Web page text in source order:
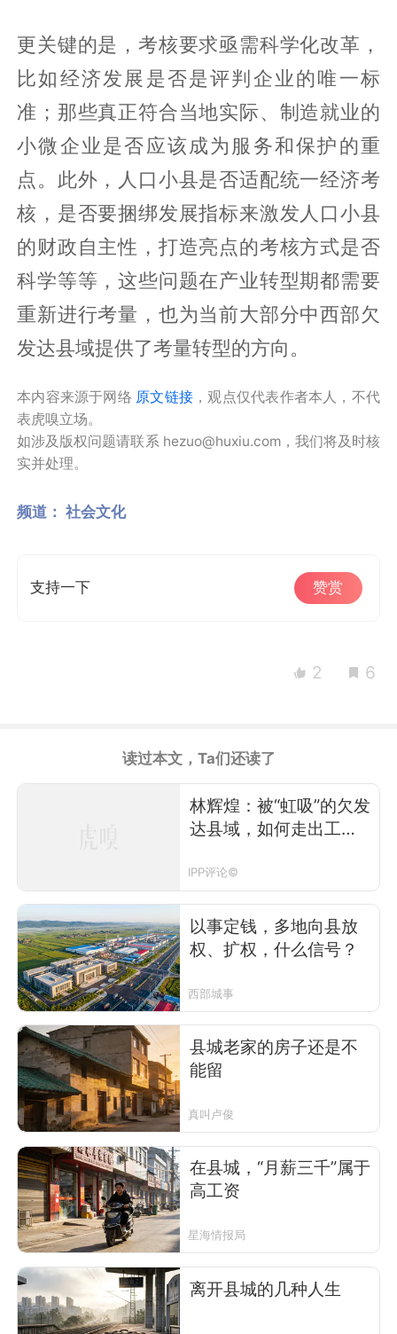
更关键的是，考核要求亟需科学化改革，
比如经济发展是否是评判企业的唯一标
准；那些真正符合当地实际、制造就业的
小微企业是否应该成为服务和保护的重
点。此外，人口小县是否适配统一经济考
核，是否要捆绑发展指标来激发人口小县
的财政自主性，打造亮点的考核方式是否
科学等等，这些问题在产业转型期都需要
重新进行考量，也为当前大部分中西部欠
发达县域提供了考量转型的方向。
本内容来源于网络 原文链接 ，观点仅代表作者本人，不代
表虎嗅立场。
如涉及版权问题请联系 hezuo@huxiu.com，我们将及时核
实并处理。
频道： 社会文化
支持一下 赞赏
2 6
读过本文，Ta们还读了
林辉煌：被“虹吸”的欠发
达县域，如何走出工业
IPP评论©
以事定钱，多地向县放
权、扩权，什么信号？
西部城事
县城老家的房子还是不
能留
真叫卢俊
在县城，“月薪三千”属于
高工资
星海情报局
离开县城的几种人生